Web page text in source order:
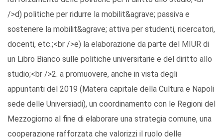
/>d) politiche per ridurre la mobilit&agrave; passiva e
sostenere la mobilit&agrave; attiva per studenti, ricercatori,
docenti, etc.;<br />e) la elaborazione da parte del MIUR di
un Libro Bianco sulle politiche universitarie e del diritto allo
studio;<br />2. a promuovere, anche in vista degli
appuntanti del 2019 (Matera capitale della Cultura e Napoli
sede delle Universiadi), un coordinamento con le Regioni del
Mezzogiorno al fine di elaborare una strategia comune, una
cooperazione rafforzata che valorizzi il ruolo delle